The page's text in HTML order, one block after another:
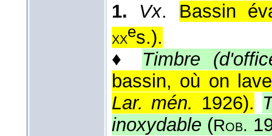
1.
Vx. Bassin
xxes.).
♦ Timbre
bassin, où on
Lar. mén. 1926).
inoxydable (Rob.